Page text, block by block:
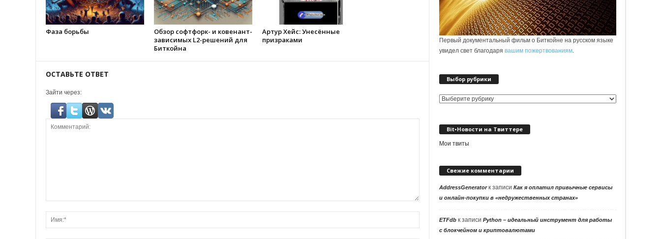
Фаза борьбы
Обзор софтфорк- и ковенант-
зависимых L2-решений для
Биткойна
Артур Хейс: Унесённые
призраками
ОСТАВЬТЕ ОТВЕТ
Зайти через:
Первый документальный фильм о Биткойне на русском языке
увидел свет благодарявашим пожертвованиям.
Выбор рубрики
Выбор
Bit•Новости на Твиттере
Мои твиты
Свежие комментарии
AddressGeneratorк записиКак я оплатил привычные сервисы
и онлайн-покупки в «недружественных странах»
ETFdb к записиPython – идеальный инструмент для работы
с блокчейном и криптовалютами